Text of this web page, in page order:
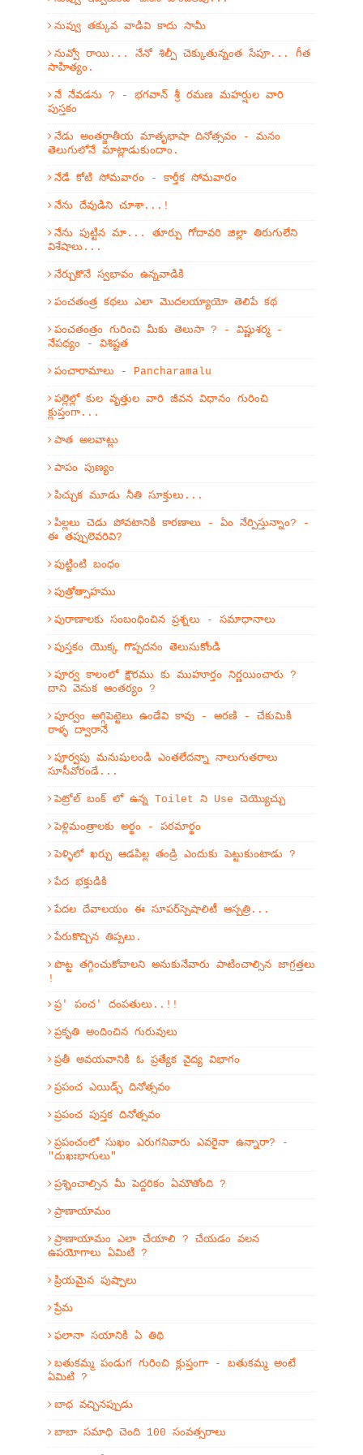
నువ్వు తక్కువ వాడివి కాదు సామీ
నువ్వో రాయి... నేనో శిల్పీ చెక్కుతున్నంత సేపూ... గీత
సాహిత్యం.
నే నేవడను ? - భగవాన్ శ్రీ రమణ మహర్షుల వారి
పుస్తకం
నేడు అంతర్జాతీయ మాతృభాషా దినోత్సవం - మనం
తెలుగులోనే మాట్లాడుకుందాం.
నేడే కోటి సోమవారం - కార్తీక సోమవారం
నేను దేవుడిని చూశా...!
నేను పుట్టిన మా... తూర్పు గోదావరి జిల్లా తిరుగులేని
విశేషాలు...
నేర్చుకొనే స్వభావం ఉన్నవాడికి
పంచతంత్ర కథలు ఎలా మొదలయ్యాయో తెలిపే కథ
పంచతంత్రం గురించి మీకు తెలుసా ? - విష్ణుశర్మ -
నేపథ్యం - విశిష్టత
పంచారామాలు - Pancharamalu
పల్లెల్లో కుల వృత్తుల వారి జీవన విధానం గురించి
క్లుప్తంగా...
పాత అలవాట్లు
పాపం పుణ్యం
పిచ్చుక మూడు నీతి సూక్తులు...
పిల్లలు చెడు పోవటానికి కారణాలు - ఏం నేర్పిస్తున్నాం? -
ఈ తప్పులెవరివి?
పుట్టింటి బంధం
పుత్రోత్సాహము
పురాణాలకు సంబంధించిన ప్రశ్నలు - సమాధానాలు
పుస్తకం యొక్క గొప్పదనం తెలుసుకోండి
పూర్వ కాలంలో క్షౌరము కు ముహూర్తం నిర్ణయించారు ?
దాని వెనుక ఆంతర్యం ?
పూర్వం అగ్గిపెట్టెలు ఉండేవి కావు - అరణి - చేకుమికి
రాళ్ళ ద్వారానే
పూర్వపు మనుషులండి ఎంతలేదన్నా నాలుగుతరాలు
సూసీవోరండే...
పెట్రోల్ బంక్ లో ఉన్న Toilet ని Use చెయ్యొచ్చు
పెళ్లిమంత్రాలకు అర్థం - పరమార్థం
పెళ్ళిలో ఖర్చు ఆడపిల్ల తండ్రి ఎందుకు పెట్టుకుంటాడు ?
పేద భక్తుడికి
పేదల దేవాలయం ఈ సూపర్‌స్పెషాలిటీ ఆస్పత్రి...
పేరుకొచ్చిన తిప్పలు.
పొట్ట తగ్గించుకోవాలని అనుకునేవారు పాటించాల్సిన జాగ్రత్తలు
!
ప్ర' పంచ' దంపతులు..!!
ప్రకృతి అందించిన గురువులు
ప్రతీ అవయవానికి ఓ ప్రత్యేక వైద్య విభాగం
ప్రపంచ ఎయిడ్స్ దినోత్సవం
ప్రపంచ పుస్తక దినోత్సవం
ప్రపంచంలో సుఖం ఎరుగనివారు ఎవరైనా ఉన్నారా? -
"దుఖఃభాగులు"
ప్రశ్నించాల్సిన మీ పెద్దరికం ఏమౌతోంది ?
ప్రాణాయామం
ప్రాణాయామం ఎలా చేయాలి ? చేయడం వలన
ఉపయోగాలు ఏమిటి ?
ప్రియమైన పుష్పాలు
ప్రేమ
ఫలానా సయానికి ఏ తిథి
బతుకమ్మ పండుగ గురించి క్లుప్తంగా - బతుకమ్మ అంటే
ఏమిటి ?
బాధ వచ్చినప్పుడు
బాబా సమాధి చెంది 100 సంవత్సరాలు